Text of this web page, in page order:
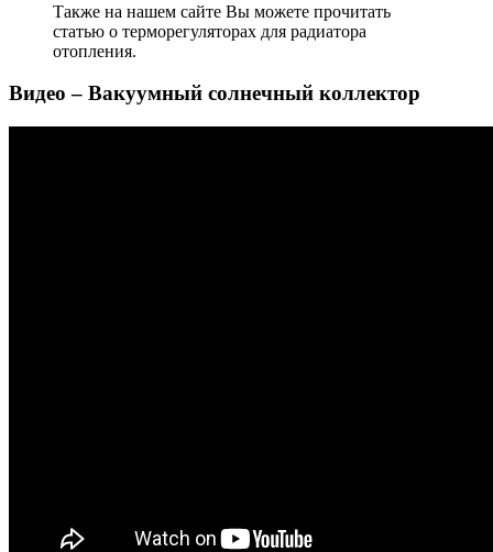
Также на нашем сайте Вы можете прочитать
статью о терморегуляторах для радиатора
отопления.
Видео – Вакуумный солнечный коллектор